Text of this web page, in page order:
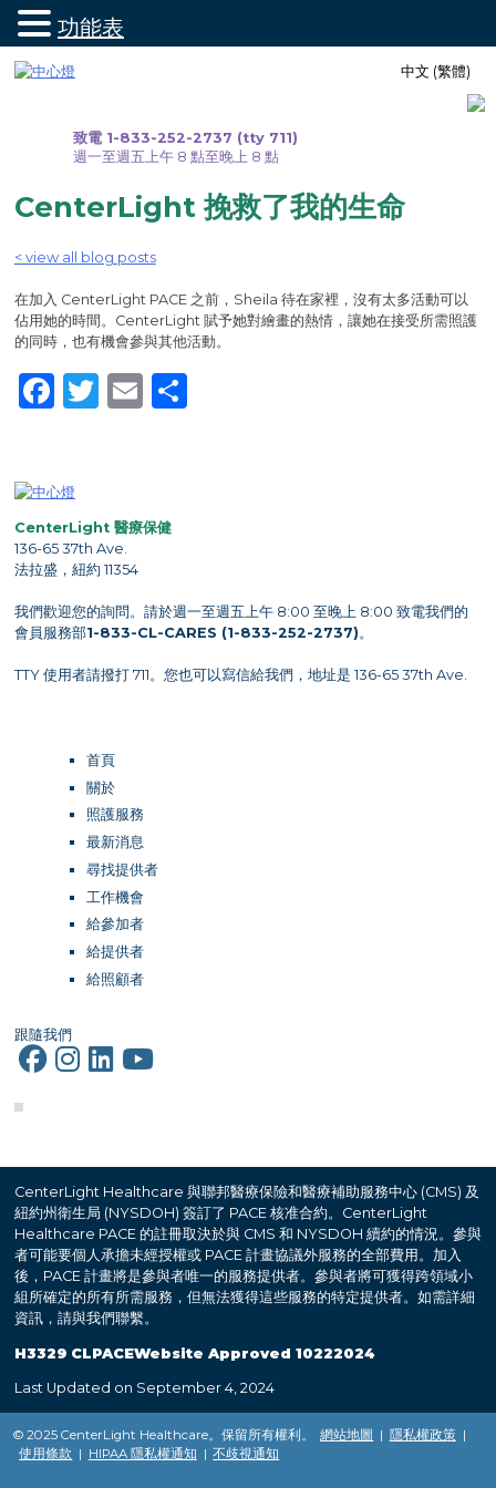
致電 1-833-252-2737 (tty 711)
週一至週五上午 8 點至晚上 8 點
中文 (繁體)
CenterLight 挽救了我的生命
< view all blog posts
在加入 CenterLight PACE 之前，Sheila 待在家裡，沒有太多活動可以
佔用她的時間。CenterLight 賦予她對繪畫的熱情，讓她在接受所需照護
的同時，也有機會參與其他活動。
Facebook
Twitter
EmailShare
CenterLight 醫療保健
136-65 37th Ave.
法拉盛，紐約 11354
我們歡迎您的詢問。請於週一至週五上午 8:00 至晚上 8:00 致電我們的
會員服務部1-833-CL-CARES (1-833-252-2737)。
TTY 使用者請撥打 711。您也可以寫信給我們，地址是 136-65 37th Ave.
首頁
關於
照護服務
最新消息
尋找提供者
工作機會
給參加者
給提供者
給照顧者
跟隨我們
CenterLight Healthcare 與聯邦醫療保險和醫療補助服務中心 (CMS) 及
紐約州衛生局 (NYSDOH) 簽訂了 PACE 核准合約。CenterLight
Healthcare PACE 的註冊取決於與 CMS 和 NYSDOH 續約的情況。參與
者可能要個人承擔未經授權或 PACE 計畫協議外服務的全部費用。加入
後，PACE 計畫將是參與者唯一的服務提供者。參與者將可獲得跨領域小
組所確定的所有所需服務，但無法獲得這些服務的特定提供者。如需詳細
資訊，請與我們聯繫。
H3329 CLPACEWebsite Approved 10222024
Last Updated on September 4, 2024
© 2025 CenterLight Healthcare。保留所有權利。 網站地圖 | 隱私權政策 |
使用條款 | HIPAA 隱私權通知 | 不歧視通知
功能表